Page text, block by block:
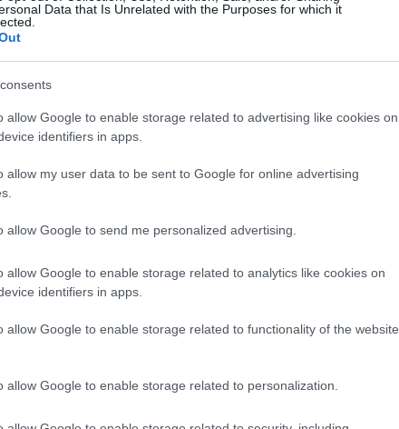
Data that Is Unrelated with the Purposes for which it
allow Google to enable storage related to advertising like cookies on
identifiers in apps.
allow my user data to be sent to Google for online advertising
allow Google to send me personalized advertising.
allow Google to enable storage related to analytics like cookies on
identifiers in apps.
allow Google to enable storage related to functionality of the website
allow Google to enable storage related to personalization.
FreeDee Formlabs
sok iparágban megvalósul a
gyártás
kis- és közepes szériás gyártás lehetősége az
legnagyobb előnyei közé tartoznak. A német IBL
miatt választotta a Formlabs szelektív…